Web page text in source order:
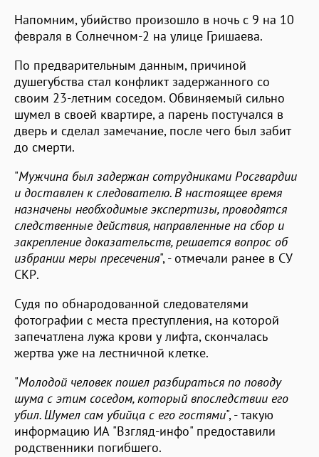
Напомним, убийство произошло в ночь с 9 на 10
февраля в Солнечном-2 на улице Гришаева.
По предварительным данным, причиной
душегубства стал конфликт задержанного со
своим 23-летним соседом. Обвиняемый сильно
шумел в своей квартире, а парень постучался в
дверь и сделал замечание, после чего был забит
до смерти.
"Мужчина был задержан сотрудниками Росгвардии
и доставлен к следователю. В настоящее время
назначены необходимые экспертизы, проводятся
следственные действия, направленные на сбор и
закрепление доказательств, решается вопрос об
избрании меры пресечения", - отмечали ранее в СУ
СКР.
Судя по обнародованной следователями
фотографии с места преступления, на которой
запечатлена лужа крови у лифта, скончалась
жертва уже на лестничной клетке.
"Молодой человек пошел разбираться по поводу
шума с этим соседом, который впоследствии его
убил. Шумел сам убийца с его гостями", - такую
информацию ИА "Взгляд-инфо" предоставили
родственники погибшего.